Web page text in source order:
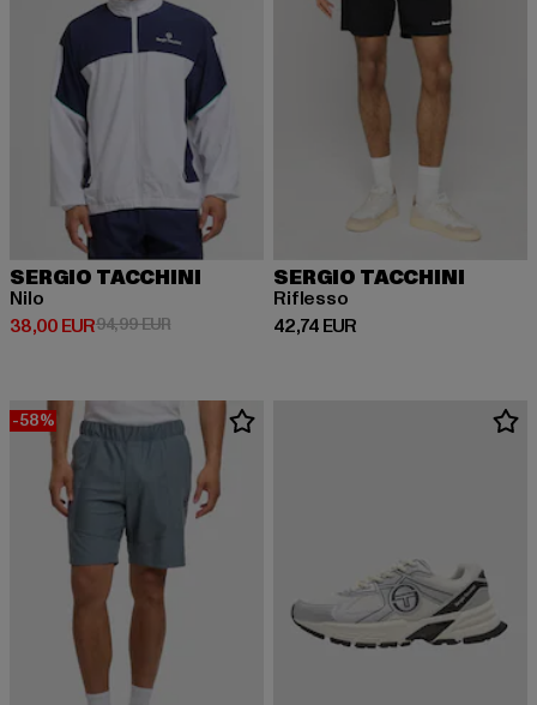
SERGIO TACCHINI
Nilo
38,00 EUR
Derzeitiger Preis: 38,00 EUR
94,99 EURAktionspreis: 94,99 EUR
SERGIO TACCHINI
Riflesso
42,74 EUR
Derzeitiger Preis: 42,74 EUR
-58%